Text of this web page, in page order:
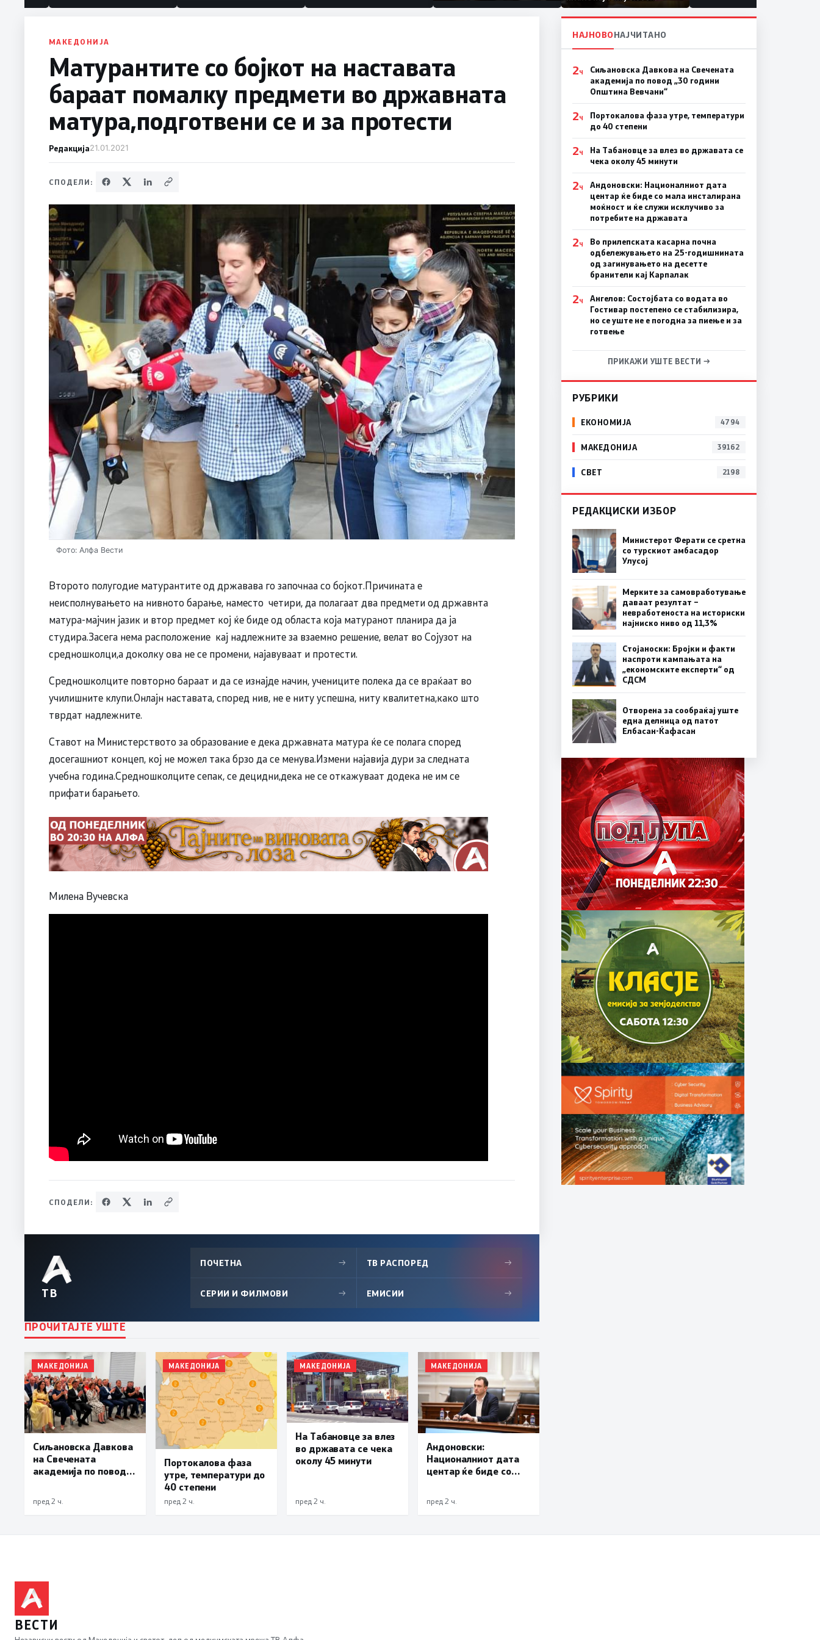
половина тунел во слепа
првачиња помалку
МАКЕДОНИЈА
Матурантите со бојкот на наставата
бараат помалку предмети во државната
матура,подготвени се и за протести
Редакција21.01.2021
СПОДЕЛИ:
Фото: Алфа Вести
Второто полугодие матурантите од државава го започнаа со бојкот.Причината е
неисполнувањето на нивното барање, наместо четири, да полагаат два предмети од државнта
матура-мајчин јазик и втор предмет кој ќе биде од областа која матуранот планира да ја
студира.Засега нема расположение кај надлежните за взаемно решение, велат во Сојузот на
средношколци,а доколку ова не се промени, најавуваат и протести.
Средношколците повторно бараат и да се изнајде начин, учениците полека да се враќаат во
училишните клупи.Онлајн наставата, според нив, не е ниту успешна, ниту квалитетна,како што
тврдат надлежните.
Ставот на Министерството за образование е дека државната матура ќе се полага според
досегашниот концеп, кој не можел така брзо да се менува.Измени најавија дури за следната
учебна година.Средношколците сепак, се децидни,дека не се откажуваат додека не им се
прифати барањето.
Милена Вучевска
СПОДЕЛИ:
ТВ
ПОЧЕТНА → ТВ РАСПОРЕД →
СЕРИИ И ФИЛМОВИ → ЕМИСИИ →
ПРОЧИТАЈТЕ УШТЕ
МАКЕДОНИЈА
Сиљановска Давкова
на Свечената
академија по повод
пред 2 ч.
МАКЕДОНИЈА
Портокалова фаза
утре, температури до
40 степени
пред 2 ч.
МАКЕДОНИЈА
На Табановце за влез
во државата се чека
околу 45 минути
пред 2 ч.
МАКЕДОНИЈА
Андоновски:
Националниот дата
центар ќе биде со
исклучиво за
пред 2 ч.
НАЈНОВОНАЈЧИТАНО
2Ч
Сиљановска Давкова на Свечената
академија по повод „30 години
Општина Вевчани“
2Ч
Портокалова фаза утре, температури
до 40 степени
2Ч
На Табановце за влез во државата се
чека околу 45 минути
2Ч
Андоновски: Националниот дата
центар ќе биде со мала инсталирана
моќност и ќе служи исклучиво за
потребите на државата
2Ч
Во прилепската касарна почна
одбележувањето на 25-годишнината
од загинувањето на десетте
бранители кај Карпалак
2Ч
Ангелов: Состојбата со водата во
Гостивар постепено се стабилизира,
но се уште не е погодна за пиење и за
готвење
ПРИКАЖИ УШТЕ ВЕСТИ →
РУБРИКИ
ЕКОНОМИЈА 4794
МАКЕДОНИЈА 39162
СВЕТ 2198
РЕДАКЦИСКИ ИЗБОР
Министерот Ферати се сретна
со турскиот амбасадор
Улусој
Мерките за самовработување
даваат резултат –
невработеноста на историски
најниско ниво од 11,3%
Стојаноски: Бројки и факти
наспроти кампањата на
„економските експерти“ од
СДСM
Отворена за сообраќај уште
една делница од патот
Елбасан-Ќафасан
ВЕСТИ